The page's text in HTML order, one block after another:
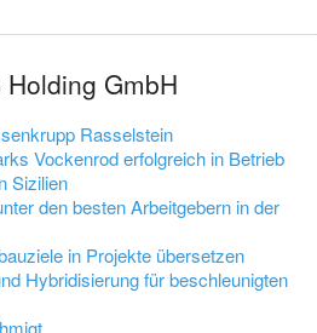
GmbH
Rasselstein
Vockenrod erfolgreich in Betrieb
Sizilien
den besten Arbeitgebern in der
in Projekte übersetzen
Hybridisierung für beschleunigten